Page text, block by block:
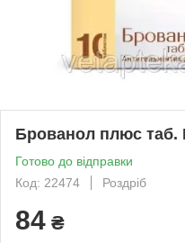
Брованол плюс
Готово до відправки
Код: 22474
Роздріб
84 ₴